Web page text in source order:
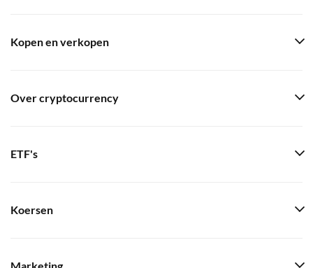
Kopen en verkopen
Over cryptocurrency
ETF's
Koersen